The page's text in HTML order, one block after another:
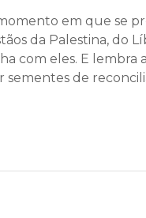
em que se
da Palestina, do
com eles. E lembra
de